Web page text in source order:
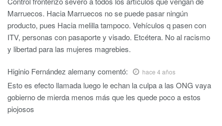
Marruecos. Hacia Marruecos no se puede pasar ningún
producto, pues Hacia melilla tampoco. Vehículos q pasen con
ITV, personas con pasaporte y visado. Etcétera. No al racismo
y libertad para las mujeres magrebies.
Higinio Fernández alemany comentó: hace 4 años
Esto es efecto llamada luego le echan la culpa a las ONG vaya
gobierno de mierda menos más que les quede poco a estos
piojosos